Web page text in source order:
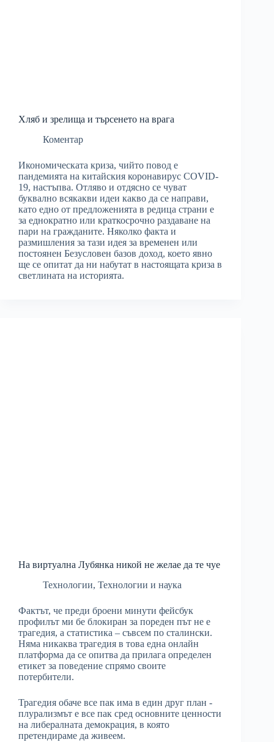
Хляб и зрелища и търсенето на врага
Коментар
Икономическата криза, чийто повод е
пандемията на китайския коронавирус COVID-
19, настъпва. Отляво и отдясно се чуват
буквално всякакви идеи какво да се направи,
като едно от предложенията в редица страни е
за еднократно или краткосрочно раздаване на
пари на гражданите. Няколко факта и
размишления за тази идея за временен или
постоянен Безусловен базов доход, което явно
ще се опитат да ни набутат в настоящата криза в
светлината на историята.
На виртуална Лубянка никой не желае да те чуе
Технологии, Технологии и наука
Фактът, че преди броени минути фейсбук
профилът ми бе блокиран за пореден път не е
трагедия, а статистика – съвсем по сталински.
Няма никаква трагедия в това една онлайн
платформа да се опитва да прилага определен
етикет за поведение спрямо своите
потербители.
Трагедия обаче все пак има в един друг план -
плурализмът е все пак сред основните ценности
на либералната демокрация, в която
претендираме да живеем.